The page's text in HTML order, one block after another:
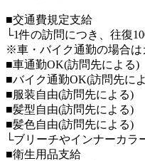
■交通費規定支給
└1件の訪問につき、往復
※車・バイク通勤の場合は
■車通勤OK(訪問先による)
■バイク通勤OK(訪問先に
■服装自由(訪問先による)
■髪型自由(訪問先による)
■髪色自由(訪問先による)
└ブリーチやインナーカラ
■衛生用品支給